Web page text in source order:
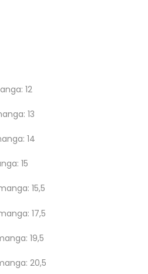
12
13
14
15
15,5
17,5
19,5
20,5